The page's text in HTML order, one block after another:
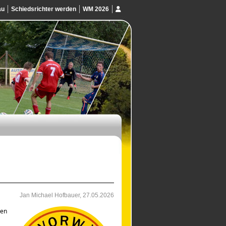
Schiedsrichter werden WM 2026
Jan Michael Hofbauer, 27.05.2026